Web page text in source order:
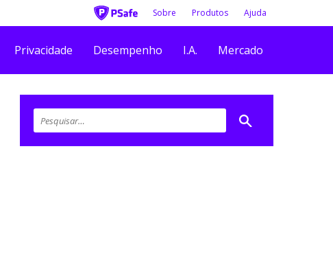
Sobre Produtos Ajuda
Privacidade Desempenho I.A. Mercado